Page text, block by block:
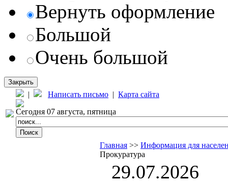
Вернуть оформление
Большой
Очень большой
Закрыть
| Написать письмо | Карта сайта
Сегодня 07 августа, пятница
Главная >> Информация для
Прокуратура
29.07.2026